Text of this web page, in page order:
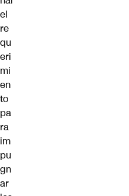
el
re
qu
eri
mi
en
to
pa
ra
im
pu
gn
ar